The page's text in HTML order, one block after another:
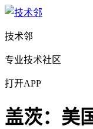
技术邻
专业技术社区
打开APP
盖茨：美